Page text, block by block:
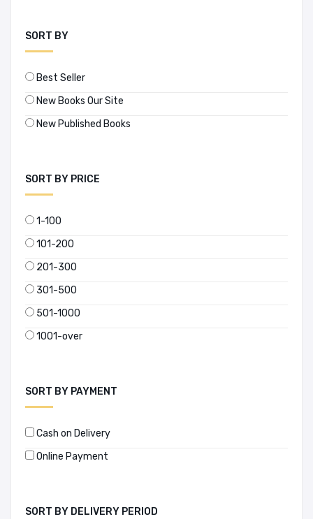
SORT BY
Best Seller
New Books Our Site
New Published Books
SORT BY PRICE
1-100
101-200
201-300
301-500
501-1000
1001-over
SORT BY PAYMENT
Cash on Delivery
Online Payment
SORT BY DELIVERY PERIOD